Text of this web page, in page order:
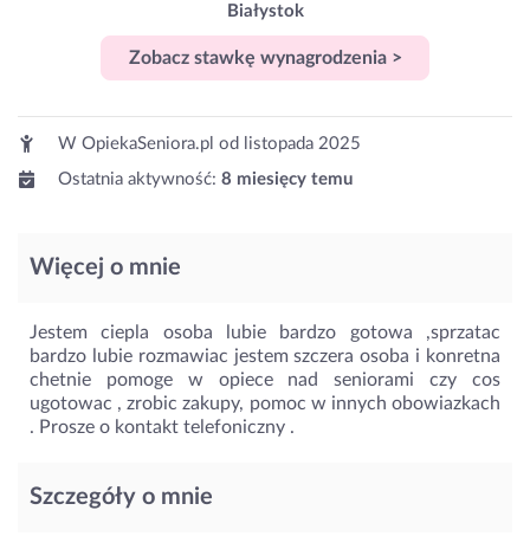
Białystok
Zobacz stawkę wynagrodzenia >
W OpiekaSeniora.pl od
listopada 2025
Ostatnia aktywność: 8 miesięcy temu
Więcej o mnie
Jestem ciepla osoba lubie bardzo gotowa ,sprzatac
bardzo lubie rozmawiac jestem szczera osoba i konretna
chetnie pomoge w opiece nad seniorami czy cos
ugotowac , zrobic zakupy, pomoc w innych obowiazkach
. Prosze o kontakt telefoniczny .
Szczegóły o mnie